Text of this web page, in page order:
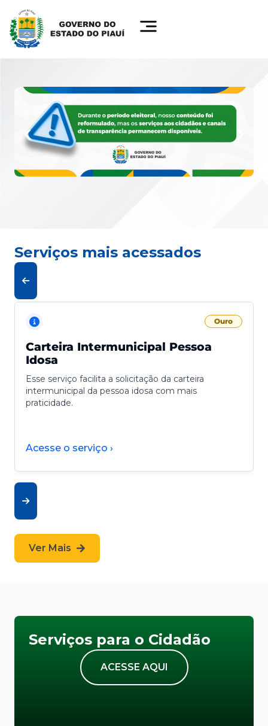
Serviços mais acessados
Ouro
Carteira Intermunicipal Pessoa
Idosa
Esse serviço facilita a solicitação da carteira
intermunicipal da pessoa idosa com mais
praticidade.
Acesse o serviço ›
Ver Mais
Serviços para o Cidadão
ACESSE AQUI